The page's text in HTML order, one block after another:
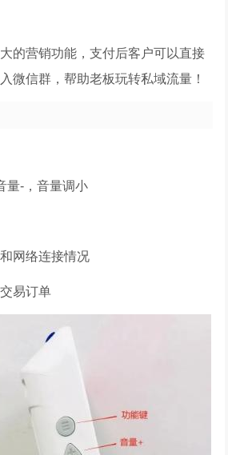
的营销功能，支付后客户可以直接
微信群，帮助老板玩转私域流量！
量-，音量调小
网络连接情况
易订单